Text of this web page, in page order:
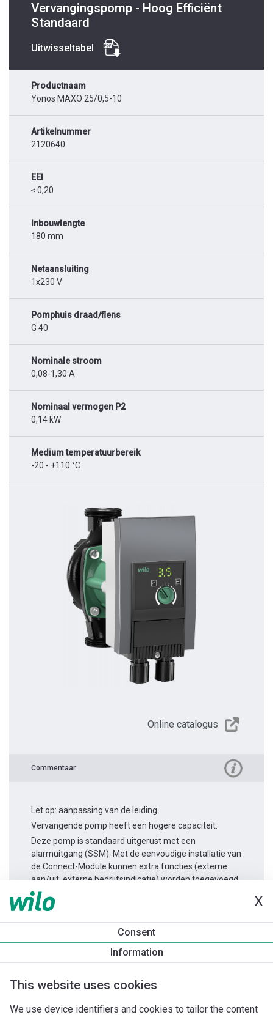
X
Consent
Information
This website uses cookies
We use device identifiers and cookies to tailor the content
Vervangingspomp - Hoog Efficiënt
Standaard
Uitwisseltabel
Productnaam
Yonos MAXO 25/0,5-10
Artikelnummer
2120640
EEI
≤ 0,20
Inbouwlengte
180 mm
Netaansluiting
1x230 V
Pomphuis draad/flens
G 40
Nominale stroom
0,08-1,30 A
Nominaal vermogen P2
0,14 kW
Medium temperatuurbereik
-20 - +110 °C
Online catalogus
Commentaar
Let op: aanpassing van de leiding.
Vervangende pomp heeft een hogere capaciteit.
Deze pomp is standaard uitgerust met een
alarmuitgang (SSM). Met de eenvoudige installatie van
de Connect-Module kunnen extra functies (externe
aan/uit, externe bedrijfsindicatie) worden toegevoegd.
Productinformatie